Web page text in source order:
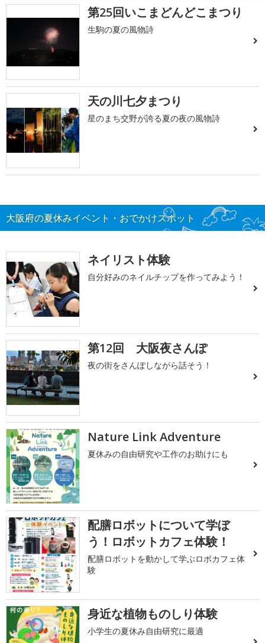
第25回いこまどんどこまつり
生駒の夏の風物詩
天の川七夕まつり
星のまち交野が誇る夏の夜の風物詩
大阪府の夏休みイベント・おでかけスポット
ネイリスト体験
自分好みのネイルチップを作ってみよう！
第12回 大阪夜さんぽ
夜の街をさんぽしながら話そう！
Nature Link Adventure
夏休みの自由研究や工作のお助けにも
配膳ロボットについて学ぼ
う！ロボットカフェ体験！
配膳ロボットを動かして学ぶロボカフェ体
験
身近な植物ものしり体験
小学生の夏休み自由研究に最適